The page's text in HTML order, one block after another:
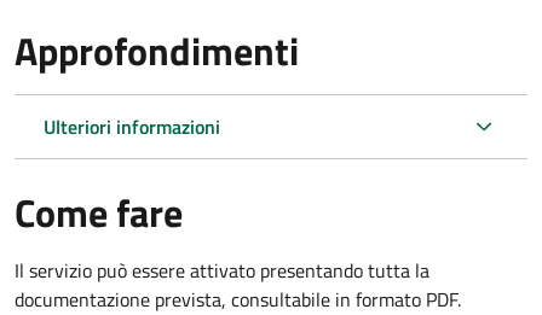
Approfondimenti
Ulteriori informazioni
Come fare
Il servizio può essere attivato presentando tutta la
documentazione prevista, consultabile in formato PDF.